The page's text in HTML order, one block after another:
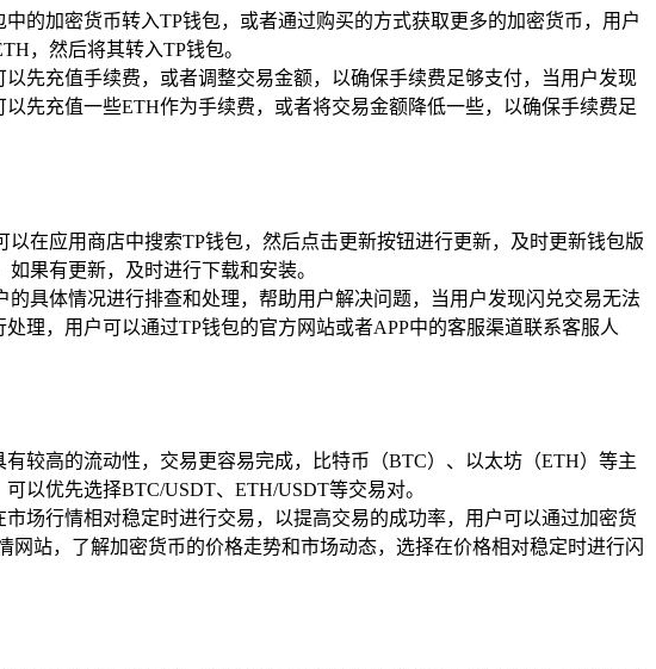
的加密货币转入TP钱包，或者通过购买的方式获取更多的加密货币，用户
，然后将其转入TP钱包。
先充值手续费，或者调整交易金额，以确保手续费足够支付，当用户发现
先充值一些ETH作为手续费，或者将交易金额降低一些，以确保手续费足
在应用商店中搜索TP钱包，然后点击更新按钮进行更新，及时更新钱包版
果有更新，及时进行下载和安装。
具体情况进行排查和处理，帮助用户解决问题，当用户发现闪兑交易无法
理，用户可以通过TP钱包的官方网站或者APP中的客服渠道联系客服人
较高的流动性，交易更容易完成，比特币（BTC）、以太坊（ETH）等主
以优先选择BTC/USDT、ETH/USDT等交易对。
场行情相对稳定时进行交易，以提高交易的成功率，用户可以通过加密货
站，了解加密货币的价格走势和市场动态，选择在价格相对稳定时进行闪